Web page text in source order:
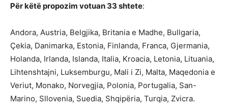
Për këtë propozim votuan 33 shtete:
Andora, Austria, Belgjika, Britania e Madhe, Bullgaria,
Çekia, Danimarka, Estonia, Finlanda, Franca, Gjermania,
Holanda, Irlanda, Islanda, Italia, Kroacia, Letonia, Lituania,
Lihtenshtajni, Luksemburgu, Mali i Zi, Malta, Maqedonia e
Veriut, Monako, Norvegjia, Polonia, Portugalia, San-
Marino, Sllovenia, Suedia, Shqipëria, Turqia, Zvicra.